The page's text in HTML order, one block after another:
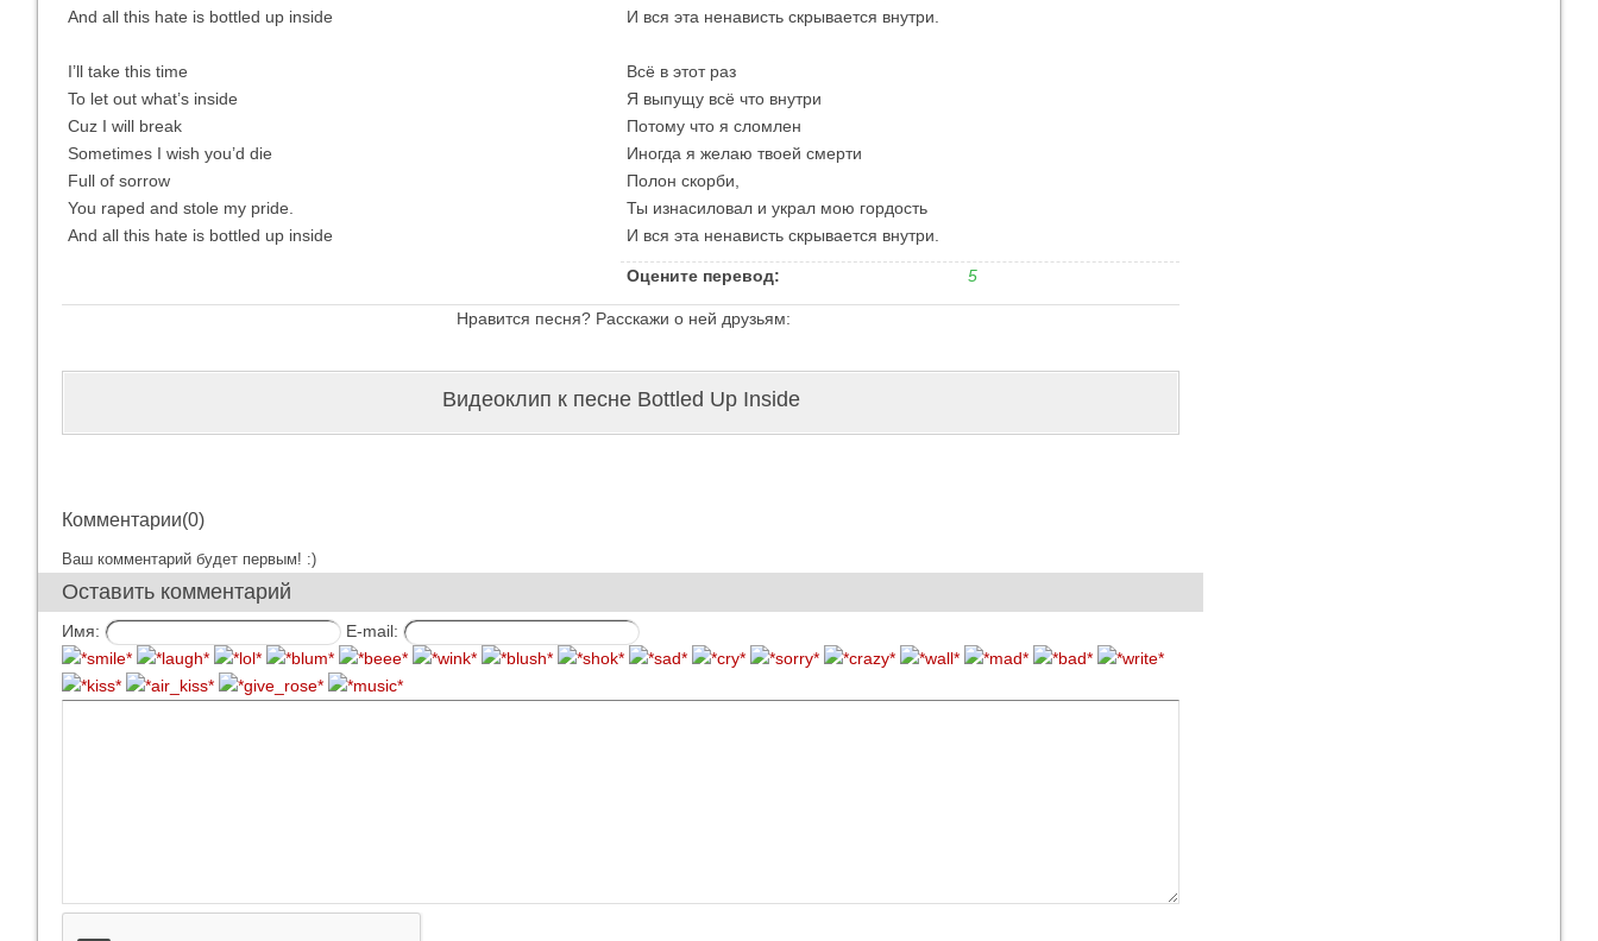
And all this hate is bottled up inside
I’ll take this time
To let out what’s inside
Cuz I will break
Sometimes I wish you’d die
Full of sorrow
You raped and stole my pride.
And all this hate is bottled up inside
И вся эта ненависть скрывается внутри.
Всё в этот раз
Я выпущу всё что внутри
Потому что я сломлен
Иногда я желаю твоей смерти
Полон скорби,
Ты изнасиловал и украл мою гордость
И вся эта ненависть скрывается внутри.
Оцените перевод: 5
Нравится песня? Расскажи о ней друзьям:
Видеоклип к песне Bottled Up Inside
Комментарии(0)
Ваш комментарий будет первым! :)
Оставить комментарий
Имя: E-mail: